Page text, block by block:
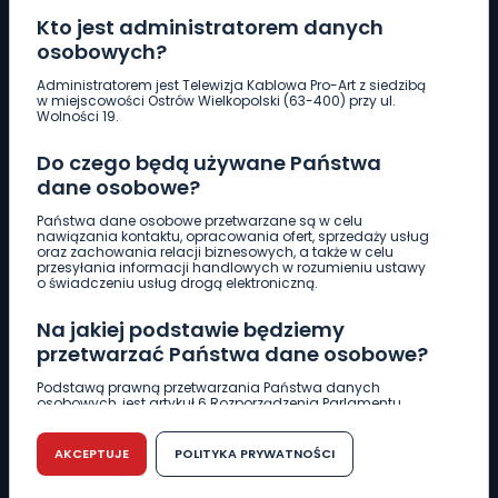
Kto jest administratorem danych
osobowych?
Administratorem jest Telewizja Kablowa Pro-Art z siedzibą
w miejscowości Ostrów Wielkopolski (63-400) przy ul.
Wolności 19.
Do czego będą używane Państwa
dane osobowe?
Państwa dane osobowe przetwarzane są w celu
nawiązania kontaktu, opracowania ofert, sprzedaży usług
oraz zachowania relacji biznesowych, a także w celu
przesyłania informacji handlowych w rozumieniu ustawy
o świadczeniu usług drogą elektroniczną.
Na jakiej podstawie będziemy
przetwarzać Państwa dane osobowe?
Podstawą prawną przetwarzania Państwa danych
osobowych, jest artykuł 6 Rozporządzenia Parlamentu
r. w sprawie ochrony osób fizycznych w związku z
przetwarzaniem danych osobowych w sprawie
swobodnego przepływu takich danych oraz uchylenia
dyrektywy 95/46/WE (RODO).
AKCEPTUJE POLITYKA PRYWATNOŚCI
Pobierz logotyp
661 997 997
REDAKCJA
62 735 22 22redakcja@wlkp24.info
DZIAŁ REKLAMY
62 735 01 85 reklama@wlkp24.info
WIADOMOŚCI
CIEKAWOSTKI